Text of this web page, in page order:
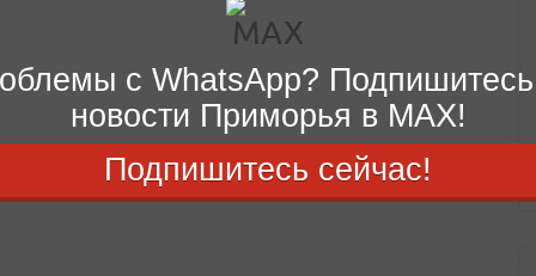
с WhatsApp?
новости Приморья в MAX!
Подпишитесь сейчас!